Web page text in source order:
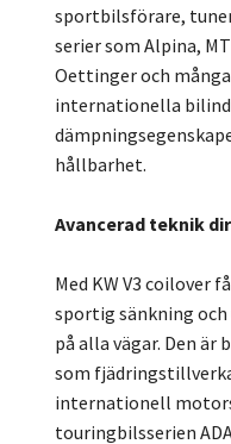
sportbilsförare,
serier som Alpina,
Oettinger och
internationella
hållbarhet.
Avancerad teknik
Med KW V3 coilover
sportig sänkning
på alla vägar. Den är
som
internationell
touringbilsserien